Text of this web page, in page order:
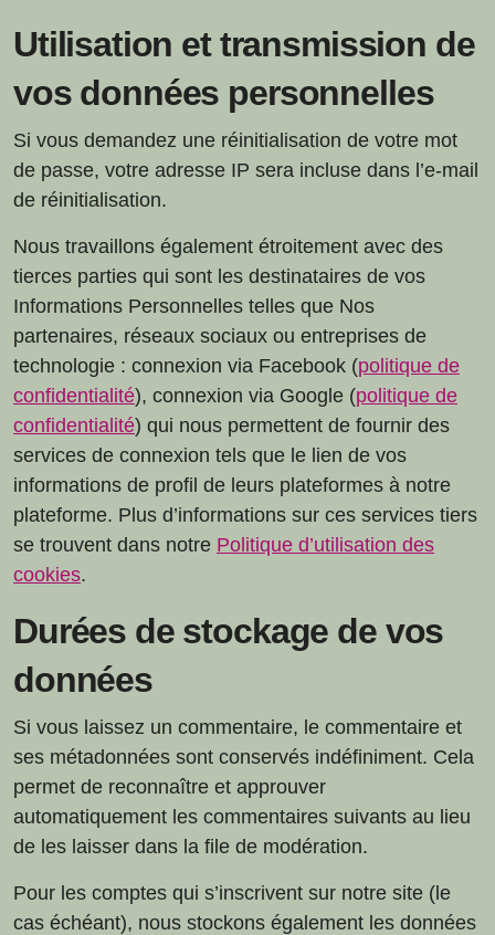
Utilisation et transmission de
vos données personnelles
Si vous demandez une réinitialisation de votre mot
de passe, votre adresse IP sera incluse dans l’e-mail
de réinitialisation.
Nous travaillons également étroitement avec des
tierces parties qui sont les destinataires de vos
Informations Personnelles telles que Nos
partenaires, réseaux sociaux ou entreprises de
technologie : connexion via Facebook (politique de
confidentialité), connexion via Google (politique de
confidentialité) qui nous permettent de fournir des
services de connexion tels que le lien de vos
informations de profil de leurs plateformes à notre
plateforme. Plus d’informations sur ces services tiers
se trouvent dans notre Politique d’utilisation des
cookies.
Durées de stockage de vos
données
Si vous laissez un commentaire, le commentaire et
ses métadonnées sont conservés indéfiniment. Cela
permet de reconnaître et approuver
automatiquement les commentaires suivants au lieu
de les laisser dans la file de modération.
Pour les comptes qui s’inscrivent sur notre site (le
cas échéant), nous stockons également les données